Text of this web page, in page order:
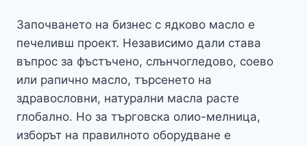
Започването на бизнес с ядково масло е
печеливш проект. Независимо дали става
въпрос за фъстъчено, слънчогледово, соево
или рапично масло, търсенето на
здравословни, натурални масла расте
глобално. Но за търговска олио-мелница,
изборът на правилното оборудване е